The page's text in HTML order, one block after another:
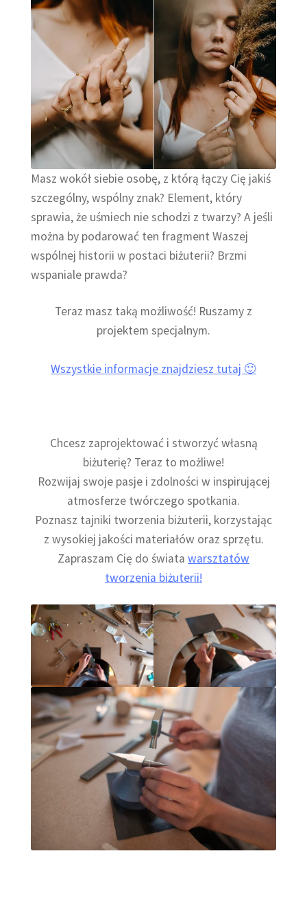
Masz wokół siebie osobę, z którą łączy Cię jakiś
szczególny, wspólny znak? Element, który
sprawia, że uśmiech nie schodzi z twarzy? A jeśli
można by podarować ten fragment Waszej
wspólnej historii w postaci biżuterii? Brzmi
wspaniale prawda?
Teraz masz taką możliwość! Ruszamy z
projektem specjalnym.
Wszystkie informacje znajdziesz tutaj 🙂
Chcesz zaprojektować i stworzyć własną
biżuterię? Teraz to możliwe!
Rozwijaj swoje pasje i zdolności w inspirującej
atmosferze twórczego spotkania.
Poznasz tajniki tworzenia biżuterii, korzystając
z wysokiej jakości materiałów oraz sprzętu.
Zapraszam Cię do świata warsztatów
tworzenia biżuterii!